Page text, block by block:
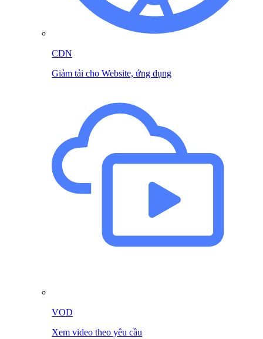
CDN
Giảm tải cho Website, ứng dụng
VOD
Xem video theo yêu cầu